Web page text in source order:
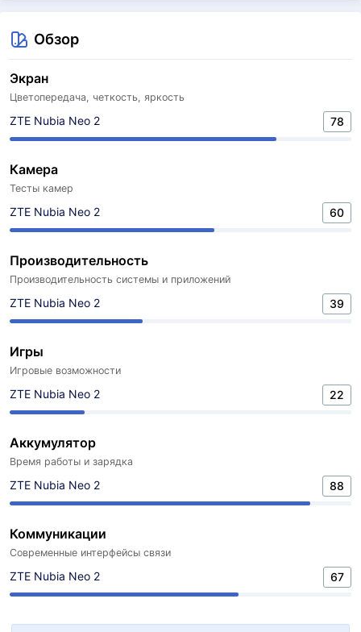
Обзор
Экран
Цветопередача, четкость, яркость
ZTE Nubia Neo 2 78
Камера
Тесты камер
ZTE Nubia Neo 2 60
Производительность
Производительность системы и приложений
ZTE Nubia Neo 2 39
Игры
Игровые возможности
ZTE Nubia Neo 2 22
Аккумулятор
Время работы и зарядка
ZTE Nubia Neo 2 88
Коммуникации
Современные интерфейсы связи
ZTE Nubia Neo 2 67